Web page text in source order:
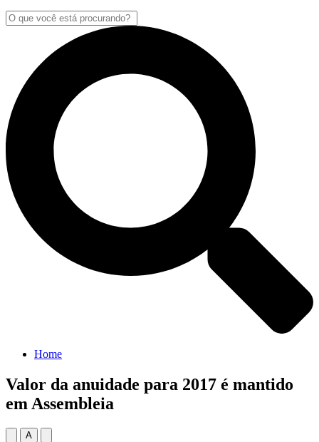
Home
Valor da anuidade para 2017 é mantido
em Assembleia
A